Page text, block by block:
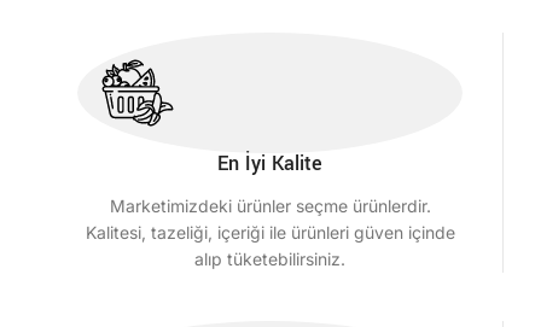
En İyi Kalite
Marketimizdeki ürünler seçme ürünlerdir.
Kalitesi, tazeliği, içeriği ile ürünleri güven içinde
alıp tüketebilirsiniz.